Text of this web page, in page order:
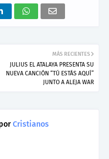
MÁS RECIENTES
JULIUS EL ATALAYA PRESENTA SU
NUEVA CANCIÓN “TÚ ESTÁS AQUÍ”
JUNTO A ALEJA WAR
Cristianos